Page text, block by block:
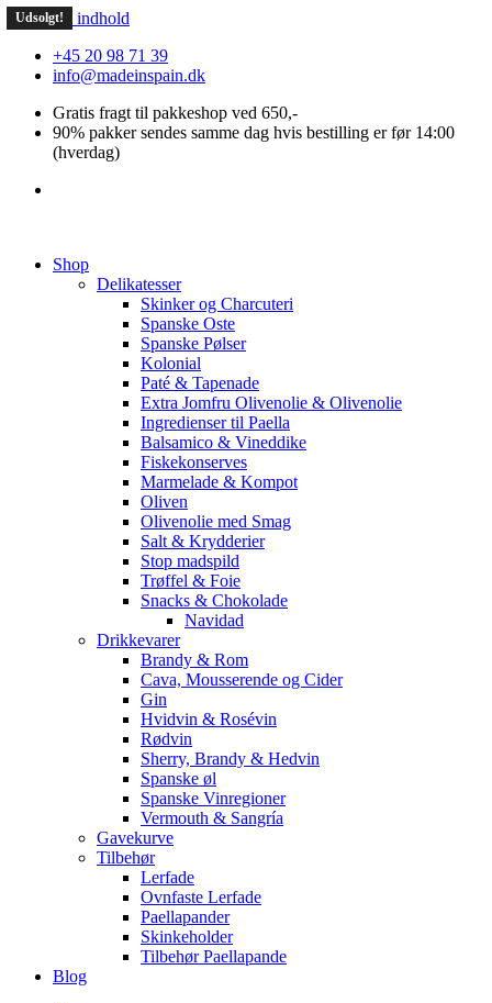
Videre til indhold
+45 20 98 71 39
info@madeinspain.dk
Gratis fragt til pakkeshop ved 650,-
90% pakker sendes samme dag hvis bestilling er før 14:00
(hverdag)
Shop
Delikatesser
Skinker og Charcuteri
Spanske Oste
Spanske Pølser
Kolonial
Paté & Tapenade
Extra Jomfru Olivenolie & Olivenolie
Ingredienser til Paella
Balsamico & Vineddike
Fiskekonserves
Marmelade & Kompot
Oliven
Olivenolie med Smag
Salt & Krydderier
Stop madspild
Trøffel & Foie
Snacks & Chokolade
Navidad
Drikkevarer
Brandy & Rom
Cava, Mousserende og Cider
Gin
Hvidvin & Rosévin
Rødvin
Sherry, Brandy & Hedvin
Spanske øl
Spanske Vinregioner
Vermouth & Sangría
Gavekurve
Tilbehør
Lerfade
Ovnfaste Lerfade
Paellapander
Skinkeholder
Tilbehør Paellapande
Blog
Udsolgt!
Udsolgt!
Udsolgt!
Udsolgt!
Udsolgt!